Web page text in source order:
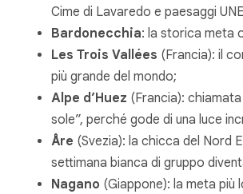
Cime di Lavaredo e paesaggi
Bardonecchia: la storica meta
Les Trois Vallées (Francia): il
più grande del mondo;
Alpe d’Huez (Francia): chiamata
sole”, perché gode di una luce
Åre (Svezia): la chicca del Nord
settimana bianca di gruppo
Nagano (Giappone): la meta più